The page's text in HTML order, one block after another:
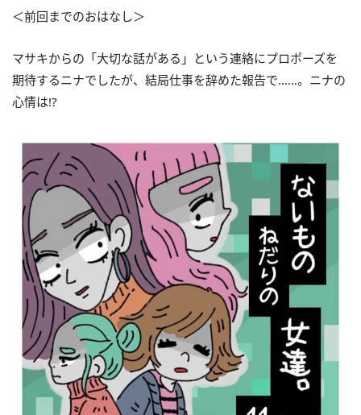
＜前回までのおはなし＞
マサキからの「大切な話がある」という連絡にプロポーズを
期待するニナでしたが、結局仕事を辞めた報告で……。ニナの
心情は!?